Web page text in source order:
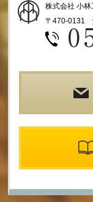
当社が個人情報を
（1）ユーザーに自
を行っていただく
登録情報，利用さ
（2）ユーザーにお
利用する場合やユ
たりするため，氏
（4）ユーザーに
住所，銀行口座番
（5）ユーザーが簡
株式会社 小林
〒470-0131